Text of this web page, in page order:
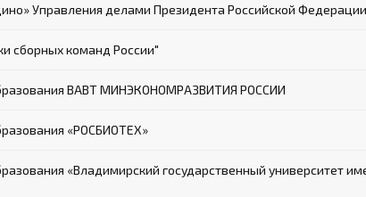
Управления делами Президента Российской Федерации
сборных команд России"
ВАВТ МИНЭКОНОМРАЗВИТИЯ РОССИИ
«РОСБИОТЕХ»
«Владимирский государственный университет